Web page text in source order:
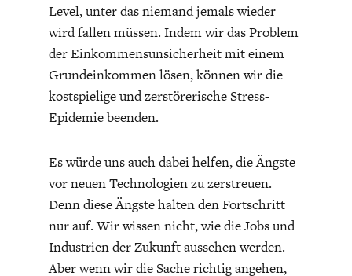
Level, unter das niemand jemals wieder
wird fallen müssen. Indem wir das Problem
der Einkommensunsicherheit mit einem
Grundeinkommen lösen, können wir die
kostspielige und zerstörerische Stress-
Epidemie beenden.
Es würde uns auch dabei helfen, die Ängste
vor neuen Technologien zu zerstreuen.
Denn diese Ängste halten den Fortschritt
nur auf. Wir wissen nicht, wie die Jobs und
Industrien der Zukunft aussehen werden.
Aber wenn wir die Sache richtig angehen,